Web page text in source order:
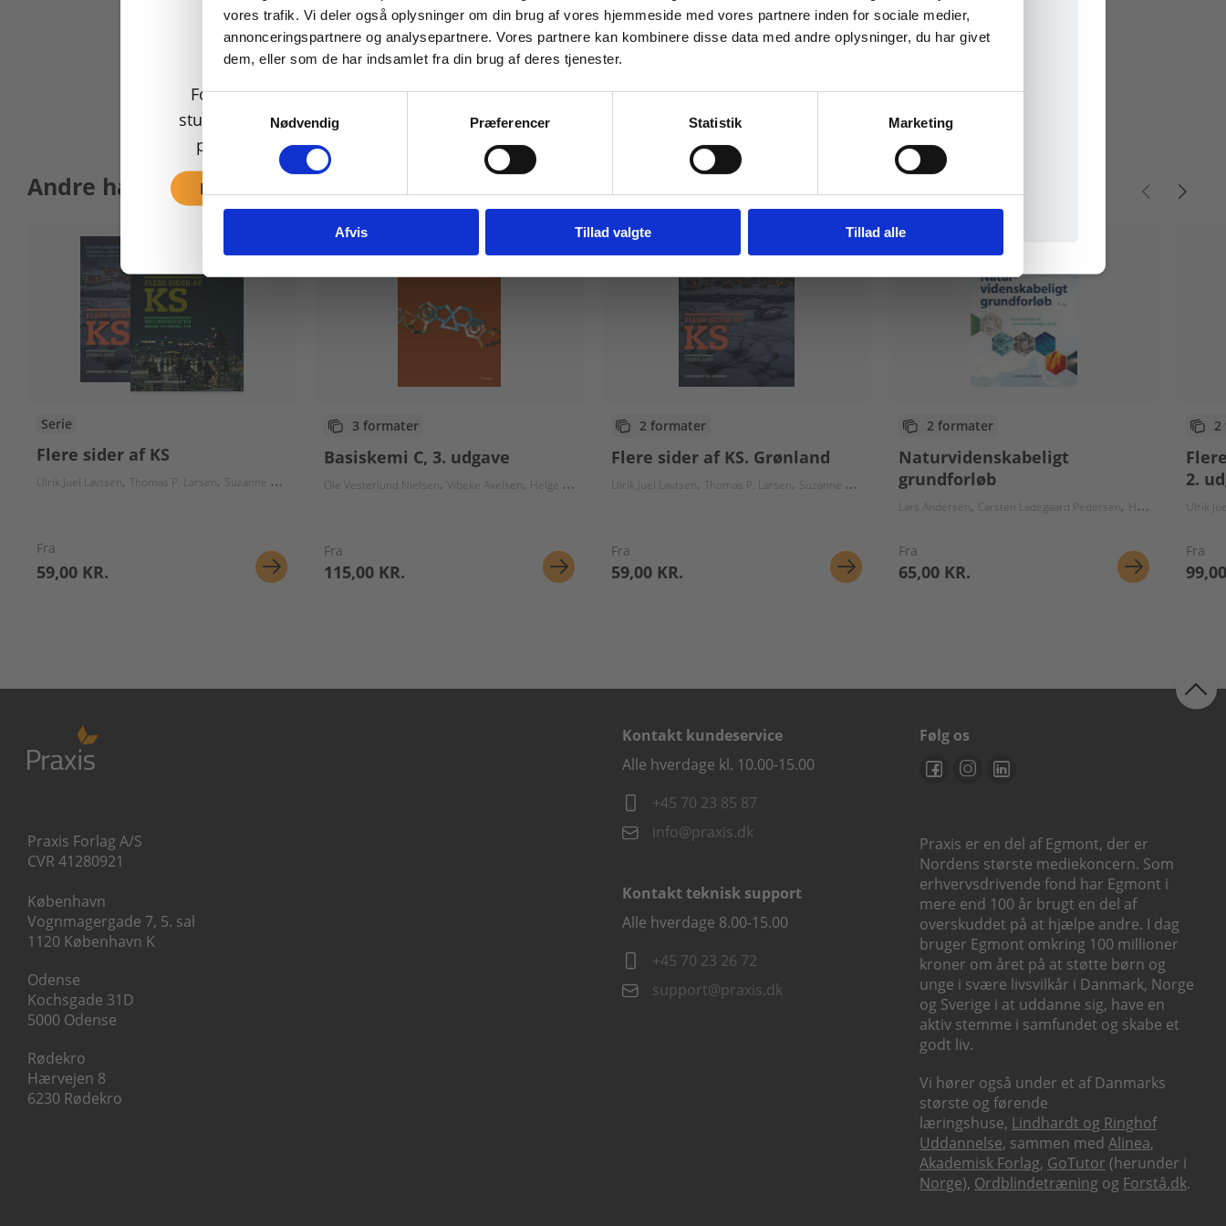
vores trafik. Vi deler også oplysninger om din brug af vores hjemmeside med vores partnere inden for sociale medier,
annonceringspartnere og analysepartnere. Vores partnere kan kombinere disse data med andre oplysninger, du har givet
dem, eller som de har indsamlet fra din brug af deres tjenester.
Samtykkevalg
Nødvendig
Præferencer Statistik Marketing
Afvis Tillad valgte Tillad alle
Andre har også købt
Serie
Flere sider af KS
Ulrik Juel Lavtsen Thomas P. Larsen Suzanne Gudbjerg-Hansen Jakob Sørensen Suzanne Gudbjerg-Hansen Sebastian Lang-Jensen Eva Ravn Møenbak Gunnar C. Adriansen Mads Waneck Anders Ellegaard Pedersen
Fra
59,00 KR.
3 formater
Basiskemi C, 3. udgave
Ole Vesterlund Nielsen Vibeke Axelsen Helge Mygind
Fra
115,00 KR.
2 formater
Flere sider af KS. Grønland
Ulrik Juel Lavtsen Thomas P. Larsen Suzanne Gudbjerg-Hansen
Fra
59,00 KR.
2 formater
Naturvidenskabeligt
grundforløb
Lars Andersen Carsten Ladegaard Pedersen Hans Marker
Fra
65,00 KR.
2
2.
Ulrik
Fra
Praxis Forlag A/S
CVR 41280921
København
Vognmagergade 7, 5. sal
1120 København K
Odense
Kochsgade 31D
5000 Odense
Rødekro
Hærvejen 8
6230 Rødekro
Kontakt kundeservice
Alle hverdage kl. 10.00-15.00
+45 70 23 85 87
info@praxis.dk
Kontakt teknisk support
Alle hverdage 8.00-15.00
+45 70 23 26 72
support@praxis.dk
Følg os
Praxis er en del af Egmont, der er
Nordens største mediekoncern. Som
erhvervsdrivende fond har Egmont i
mere end 100 år brugt en del af
overskuddet på at hjælpe andre. I dag
bruger Egmont omkring 100 millioner
kroner om året på at støtte børn og
unge i svære livsvilkår i Danmark, Norge
og Sverige i at uddanne sig, have en
aktiv stemme i samfundet og skabe et
godt liv.
Vi hører også under et af Danmarks
største og førende
læringshuse, Lindhardt og Ringhof
Uddannelse, sammen med Alinea,
Akademisk Forlag, GoTutor (herunder i
Norge), Ordblindetræning og Forstå.dk.
For privatkunder og
studerende. Du får vist
priser inkl. moms.
Fortsæt som privat
For institutioner og
virksomheder. Du får
vist priser ekskl. moms.